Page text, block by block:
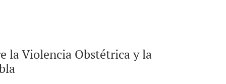
la Violencia Obstétrica y la